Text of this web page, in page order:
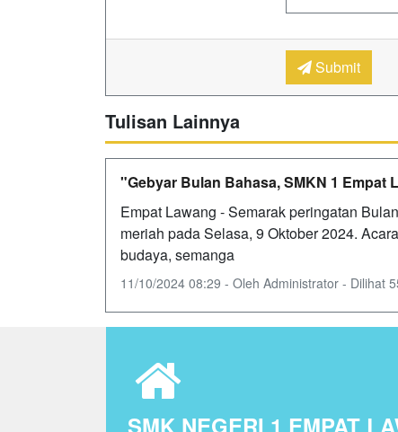
Submit
Tulisan Lainnya
"Gebyar Bulan Bahasa, SMKN 1 Empat
Empat Lawang - Semarak peringatan
meriah pada Selasa, 9 Oktober 2024.
budaya, semanga
11/10/2024 08:29 - Oleh Administrator - Dilihat
SMK NEGERI 1 EMPAT